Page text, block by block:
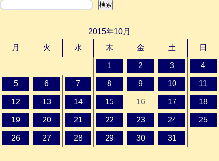
検索 検索
2015年10月
月
火 水 木 金 土 日
1 2 3 4
5 6 7 8 9 10 11
12 13 14 15 16 17 18
19 20 21 22 23 24 25
26 27 28 29 30 31